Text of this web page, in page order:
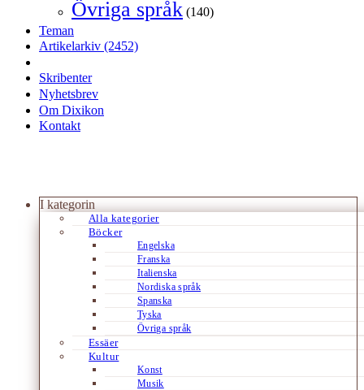
Övriga språk (140)
Teman
Artikelarkiv (2452)
Skribenter
Nyhetsbrev
Om Dixikon
Kontakt
I kategorin
Alla kategorier
Böcker
Engelska
Franska
Italienska
Nordiska språk
Spanska
Tyska
Övriga språk
Essäer
Kultur
Konst
Musik